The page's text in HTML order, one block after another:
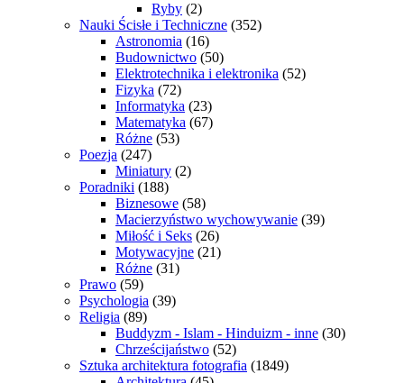
Ryby (2)
Nauki Ścisłe i Techniczne (352)
Astronomia (16)
Budownictwo (50)
Elektrotechnika i elektronika (52)
Fizyka (72)
Informatyka (23)
Matematyka (67)
Różne (53)
Poezja (247)
Miniatury (2)
Poradniki (188)
Biznesowe (58)
Macierzyństwo wychowywanie (39)
Miłość i Seks (26)
Motywacyjne (21)
Różne (31)
Prawo (59)
Psychologia (39)
Religia (89)
Buddyzm - Islam - Hinduizm - inne (30)
Chrześcijaństwo (52)
Sztuka architektura fotografia (1849)